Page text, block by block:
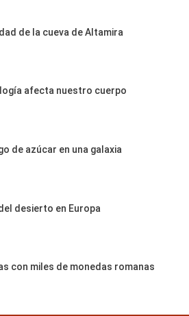
de la cueva de Altamira
afecta nuestro cuerpo
de azúcar en una galaxia
desierto en Europa
con miles de monedas romanas